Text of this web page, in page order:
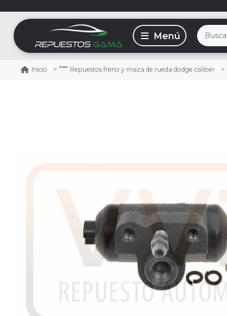
Inicio Repuestos freno y maza de rueda dodge caliber